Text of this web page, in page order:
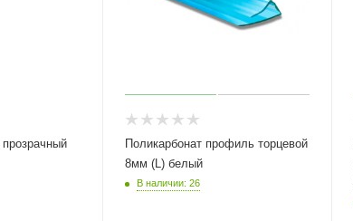
Поликарбонат профиль торцевой
8мм (L) белый
В наличии: 26